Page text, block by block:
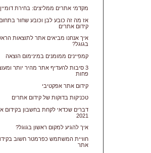
מקדמי אתרים ממליצים: בחירת דומיין
אז מה זה כובע לבן וכובע שחור בתחום
קידום אתרים
איך אנחנו מביאים אתר לתוצאות
בגוגל?
קמפיינים ממומנים במינימום הוצאה
3 סיבות להעדיף אתר מהיר יותר
פחות
קידום אתר אפקטיבי
טכניקות בדוקות של קידום אתרים
דברים שכדאי לקחת בחשבון בקידום
2021
איך להגיע למקום ראשון בגוגל?
חוויית המשתמש כפרמטר חשוב
אתר